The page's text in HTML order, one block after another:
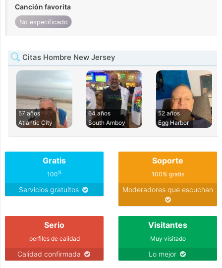
Canción favorita
No especificado
Citas Hombre New Jersey
57 años
Atlantic City
64 años
South Amboy
52 años
Egg Harbor
Gratis
100%
Servicios gratuitos
Soporte
100% gratis
Moderadores que escuchan
Serio
perfiles de calidad
Calidad confirmada
Visitantes
Muy visitado
Lo mejor